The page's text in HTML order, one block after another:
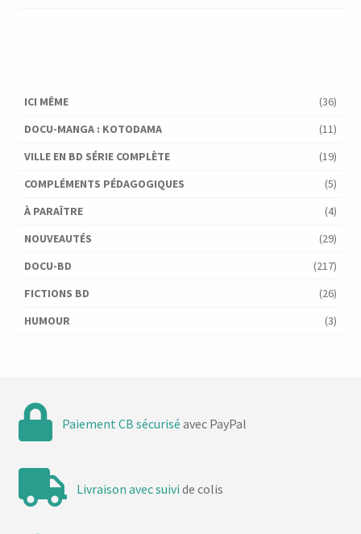
ICI MÊME
(36)
DOCU-MANGA : KOTODAMA
(11)
VILLE EN BD SÉRIE COMPLÈTE
(19)
COMPLÉMENTS PÉDAGOGIQUES
(5)
À PARAÎTRE
(4)
NOUVEAUTÉS
(29)
DOCU-BD
(217)
FICTIONS BD
(26)
HUMOUR
(3)
Paiement CB sécurisé avec PayPal
Livraison avec suivi de colis